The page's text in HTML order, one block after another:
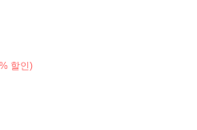
할인)